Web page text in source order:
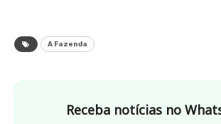
A Fazenda
Receba notícias no